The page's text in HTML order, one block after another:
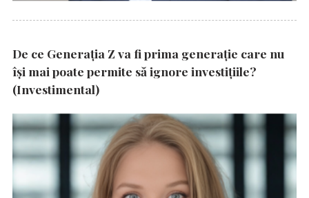
De ce Generația Z va fi prima generație care nu
își mai poate permite să ignore investițiile?
(Investimental)